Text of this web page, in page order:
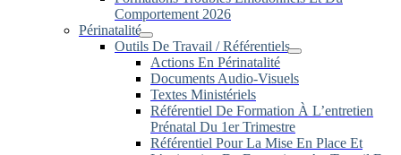
Comportement 2026
Périnatalité
Outils De Travail / Référentiels
Actions En Périnatalité
Documents Audio-Visuels
Textes Ministériels
Référentiel De Formation À L’entretien
Prénatal Du 1er Trimestre
Référentiel Pour La Mise En Place Et